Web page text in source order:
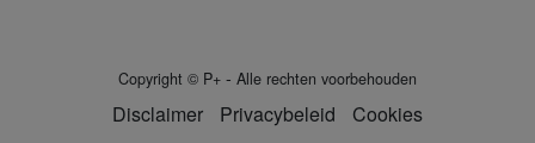
Copyright © P+ - Alle rechten voorbehouden
Disclaimer Privacybeleid Cookies